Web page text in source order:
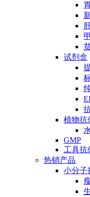
试剂盒
植物抗
GMP
工具抗
热销产品
小分子